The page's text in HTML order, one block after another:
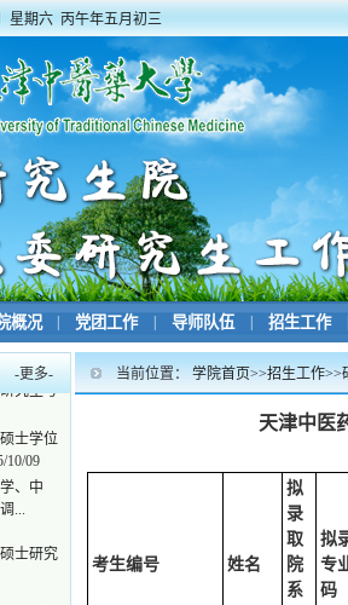
星期六 丙午年五月初三
概况 党团工作 导师队伍 招生工作
-更多-
究生考
士学位
10/09
、中
...
士研究
当前位置： 学院首页>>招生工作>>
天津中医
考生编号 姓名
拟
录
取
院
系
拟
专
码